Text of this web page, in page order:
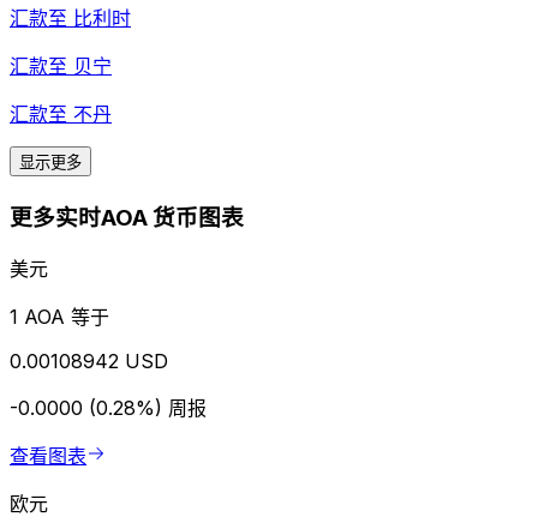
汇款至 比利时
汇款至 贝宁
汇款至 不丹
显示更多
更多实时AOA 货币图表
美元
1 AOA 等于
0.00108942 USD
-0.0000 (0.28%) 周报
查看图表
欧元